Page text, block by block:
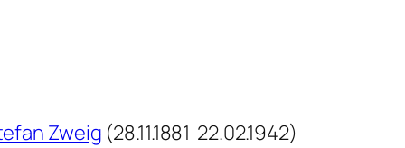
Zweig (28.11.1881  22.02.1942)